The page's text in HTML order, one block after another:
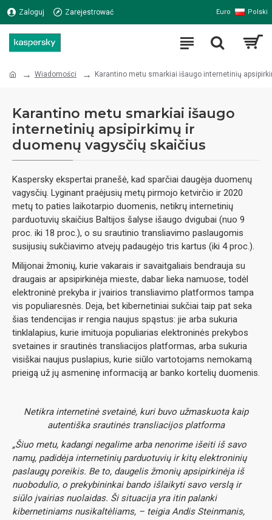
Zaloguj Zarejestrować Euro Polski
Wiadomości Karantino metu smarkiai išaugo internetinių
Karantino metu smarkiai išaugo
internetinių apsipirkimų ir
duomenų vagysčių skaičius
Kaspersky ekspertai pranešė, kad sparčiai daugėja duomenų
vagysčių. Lyginant praėjusių metų pirmojo ketvirčio ir 2020
metų to paties laikotarpio duomenis, netikrų internetinių
parduotuvių skaičius Baltijos šalyse išaugo dvigubai (nuo 9
proc. iki 18 proc.), o su srautinio transliavimo paslaugomis
susijusių sukčiavimo atvejų padaugėjo tris kartus (iki 4 proc.).
Milijonai žmonių, kurie vakarais ir savaitgaliais bendrauja su
draugais ar apsipirkinėja mieste, dabar lieka namuose, todėl
elektroninė prekyba ir įvairios transliavimo platformos tampa
vis populiaresnės. Deja, bet kibernetiniai sukčiai taip pat seka
šias tendencijas ir rengia naujus spąstus: jie arba sukuria
tinklalapius, kurie imituoja populiarias elektroninės prekybos
svetaines ir srautinės transliacijos platformas, arba sukuria
visiškai naujus puslapius, kurie siūlo vartotojams nemokamą
prieigą už jų asmeninę informaciją ar banko kortelių duomenis.
Netikra internetinė svetainė, kuri buvo užmaskuota kaip
autentiška srautinės transliacijos platforma
„Šiuo metu, kadangi negalime arba nenorime išeiti iš savo
namų, padidėja internetinių parduotuvių ir kitų elektroninių
paslaugų poreikis. Be to, daugelis žmonių apsipirkinėja iš
nuobodulio, o prekybininkai bando išlaikyti savo verslą ir
siūlo įvairias nuolaidas. Ši situacija yra itin palanki
kibernetiniams nusikaltėliams, – teigia Andis Steinmanis,